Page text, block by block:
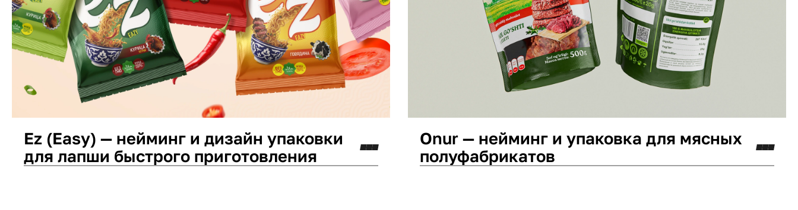
Ez (Easy) — нейминг и дизайн упаковки
для лапши быстрого приготовления
Onur — нейминг и упаковка для мясных
полуфабрикатов